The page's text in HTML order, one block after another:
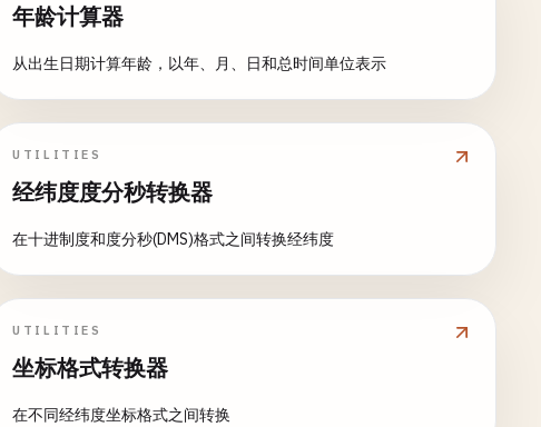
年龄计算器
从出生日期计算年龄，以年、月、日和总时间单位表示
UTILITIES
经纬度度分秒转换器
在十进制度和度分秒(DMS)格式之间转换经纬度
UTILITIES
坐标格式转换器
在不同经纬度坐标格式之间转换